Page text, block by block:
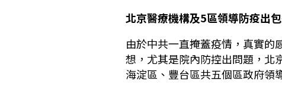
北京醫療機構及5區領導防疫出
由於中共一直掩蓋疫情，真實的
想，尤其是院內防控出問題，北
海淀區、豐台區共五個區政府領